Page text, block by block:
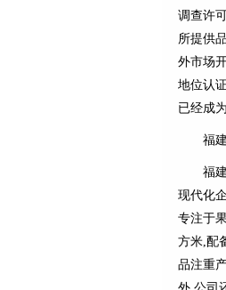
调查许
所提供
外市场
地位认
已经成
福
福
现代化
专注于
方米,配
品注重